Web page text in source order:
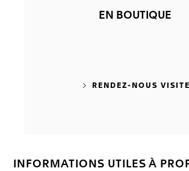
EN BOUTIQUE
RENDEZ-NOUS VISITE
INFORMATIONS UTILES À